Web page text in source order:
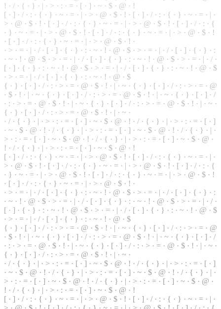
! · / · { · } · | · > · : · = · [ · ] · ~ · $ · @ · !
[ · ] · / · : · { · } · ~ · = · | · > · @ · $ · ! · [ · ] · / · : · { · } · ~ · = · | ·
> · @ · $ · ! · [ · ] · / · : · { · } · ~ · = · | · > · @ · $ · ! · [ · ] · / · : · {
· } · ~ · = · | · > · @ · $ · ! · [ · ] · / · : · { · } · ~ · = · | · > · @ · $ · !
· [ · ] · / · : · { · } · ~ · = · | · > · @ · $ · ! ·
· > · = · | · / · [ · ] · { · } · : · ~ · ! · @ · $ · > · = · | · / · [ · ] · { · } · :
· ~ · ! · @ · $ · > · = · | · / · [ · ] · { · } · : · ~ · ! · @ · $ · > · = · | · / ·
[ · ] · { · } · : · ~ · ! · @ · $ · > · = · | · / · [ · ] · { · } · : · ~ · ! · @ · $
· > · = · | · / · [ · ] · { · } · : · ~ · ! · @ · $
{ · } · [ · ] · / · : · > · = · @ · $ · ! · | · ~ · { · } · [ · ] · / · : · > · = · @
· $ · ! · | · ~ · { · } · [ · ] · / · : · > · = · @ · $ · ! · | · ~ · { · } · [ · ] · /
· : · > · = · @ · $ · ! · | · ~ · { · } · [ · ] · / · : · > · = · @ · $ · ! · | · ~ ·
{ · } · [ · ] · / · : · > · = · @ · $ · ! · | · ~ ·
· / · { · } · | · > · : · = · [ · ] · ~ · $ · @ · ! · / · { · } · | · > · : · = · [ · ]
· ~ · $ · @ · ! · / · { · } · | · > · : · = · [ · ] · ~ · $ · @ · ! · / · { · } · | ·
> · : · = · [ · ] · ~ · $ · @ · ! · / · { · } · | · > · : · = · [ · ] · ~ · $ · @ ·
! · / · { · } · | · > · : · = · [ · ] · ~ · $ · @ · !
[ · ] · / · : · { · } · ~ · = · | · > · @ · $ · ! · [ · ] · / · : · { · } · ~ · = · | ·
> · @ · $ · ! · [ · ] · / · : · { · } · ~ · = · | · > · @ · $ · ! · [ · ] · / · : · {
· } · ~ · = · | · > · @ · $ · ! · [ · ] · / · : · { · } · ~ · = · | · > · @ · $ · !
· [ · ] · / · : · { · } · ~ · = · | · > · @ · $ · ! ·
· > · = · | · / · [ · ] · { · } · : · ~ · ! · @ · $ · > · = · | · / · [ · ] · { · } · :
· ~ · ! · @ · $ · > · = · | · /· [ · ] · { · } · : · ~ · ! · @ · $ · > · = · | · / ·
[ · ] · { · } · : · ~ · ! · @ · $ · > · = · | · / · [ · ] · { · } · : · ~ · ! · @ · $
· > · = · | · /· [ · ] · { · } · : · ~ · ! · @ · $
{ · } · [ · ] · / · : · > · = · @ · $ · ! · | · ~ · { · } · [ · ] · / · : · > · = · @
· $ · ! · | · ~ · { · } · [ · ] · / · : · > · = · @ · $ · ! · | · ~ · { · } · [ · ] · /
· : · > · = · @ · $ · ! · | · ~ · { · } · [ · ] · / · : · > · = · @ · $ · ! · | · ~ ·
{ · } · [ · ] · /· : · > · = · @ · $ · ! · | · ~ ·
· / · { · } · | · > · : · = · [ · ] · ~ · $ · @ · ! · / · { · } · | · > · : · = · [ · ]
· ~ · $ · @ · ! · / · { · } · | · > · : · = · [ · ] · ~ · $ · @ · ! · /· { · } · | ·
> · : · = · [ · ] · ~ · $ · @ · ! · / · { · } · | · > · : · = · [ · ] · ~ · $ · @ ·
! · / · { · } · | · > · : · = · [ · ] · ~ · $ · @ · !
[ · ] · / · : · { · } · ~ · = · | · > · @ · $ · ! · [ · ] · / · : · { · } · ~ · = · | ·